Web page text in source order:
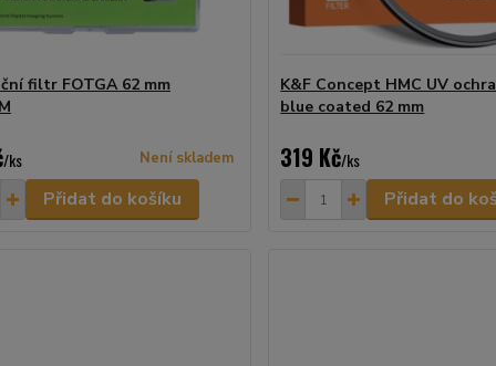
filtr FOTGA 62 mm
/ks Není skladem
Přidat do košíku
K&F Concept HMC UV
blue coated 62 mm
319 Kč/ks
Přidat do